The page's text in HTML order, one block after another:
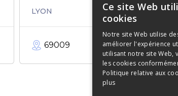
LYON
69009
Ce site Web
cookies
Notre site Web utilise
améliorer l'expérience
utilisant notre site Web,
les cookies
Politique relative aux
plus